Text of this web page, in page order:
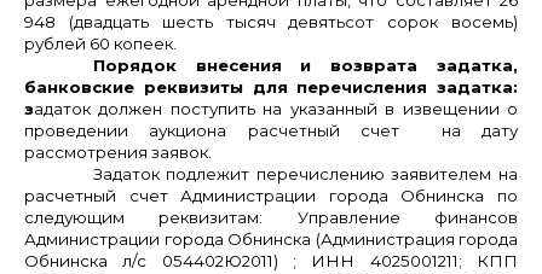
948 (двадцать шесть тысяч девятьсот сорок восемь)
рублей 60 копеек.
Порядок внесения и возврата задатка,
банковские реквизиты для перечисления задатка:
задаток должен поступить на указанный в извещении о
проведении аукциона расчетный счет на дату
рассмотрения заявок.
Задаток подлежит перечислению заявителем на
расчетный счет Администрации города Обнинска по
следующим реквизитам: Управление финансов
Администрации города Обнинска (Администрация города
Обнинска л/с 054402Ю2011) ; ИНН 4025001211; КПП